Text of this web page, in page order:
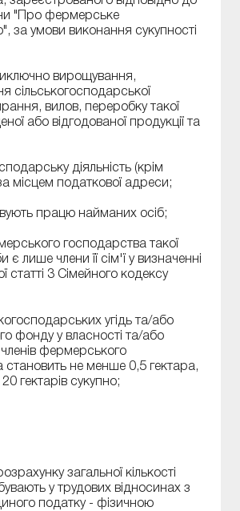
"Про фермерське
за умови виконання сукупності
вирощування,
сільськогосподарської
вилов, переробку такої
або відгодованої продукції та
діяльність (крім
місцем податкової адреси;
працю найманих осіб;
господарства такої
є лише члени її сім'ї у визначенні
статті 3 Сімейного кодексу
угідь та/або
фонду у власності та/або
членів фермерського
становить не менше 0,5 гектара,
гектарів сукупно;
загальної кількості
у трудових відносинах з
податку - фізичною